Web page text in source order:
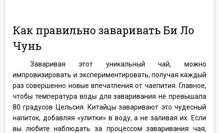
Как правильно заваривать Би Ло
Чунь
Заваривая этот уникальный чай, можно
импровизировать и экспериментировать, получая каждый
раз совершенно новые впечатления от чаепития. Главное,
чтобы температура воды для заваривания не превышала
80 градусов Цельсия. Китайцы заваривают это чудесный
напиток, добавляя «улитки» в воду, а не заливая их. Если
вы любите наблюдать за процессом заваривания чая,